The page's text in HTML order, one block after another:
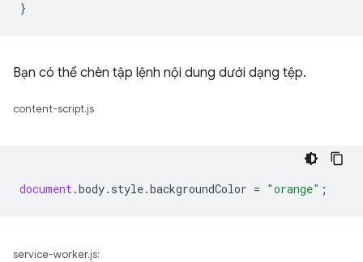
Bạn có thể chèn tập lệnh nội dung dưới dạng tệp.
content-script.js
document.body. style.backgroundColor = "orange" ;
service-worker.js: